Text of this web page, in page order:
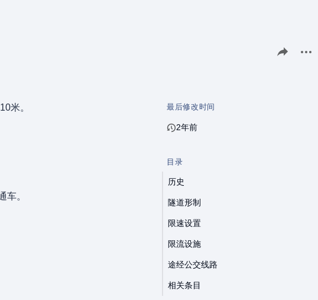
分享此页面
米。
车。
最后修改时间
2年前
目录
历史
隧道形制
限速设置
限流设施
途经公交线路
相关条目